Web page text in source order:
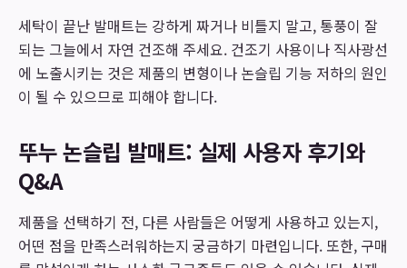
세탁이 끝난 발매트는 강하게 짜거나 비틀지 말고, 통풍이 잘
되는 그늘에서 자연 건조해 주세요. 건조기 사용이나 직사광선
에 노출시키는 것은 제품의 변형이나 논슬립 기능 저하의 원인
이 될 수 있으므로 피해야 합니다.
뚜누 논슬립 발매트: 실제 사용자 후기와
Q&A
제품을 선택하기 전, 다른 사람들은 어떻게 사용하고 있는지,
어떤 점을 만족스러워하는지 궁금하기 마련입니다. 또한, 구매